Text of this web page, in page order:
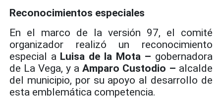
Reconocimientos especiales
En el marco de la versión 97, el comité
organizador realizó un reconocimiento
especial a Luisa de la Mota – gobernadora
de La Vega, y aAmparo Custodio – alcalde
del municipio, por su apoyo al desarrollo de
esta emblemática competencia.